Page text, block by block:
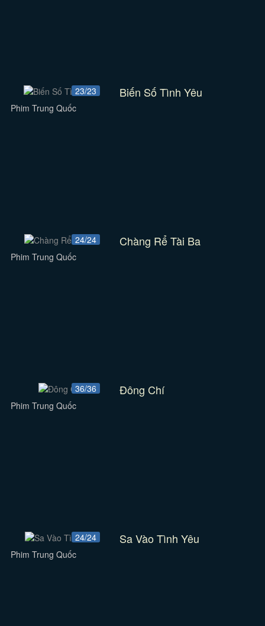
23/23 Biến Số Tình Yêu
Phim Trung Quốc
24/24 Chàng Rể Tài Ba
Phim Trung Quốc
36/36 Đông Chí
Phim Trung Quốc
24/24 Sa Vào Tình Yêu
Phim Trung Quốc